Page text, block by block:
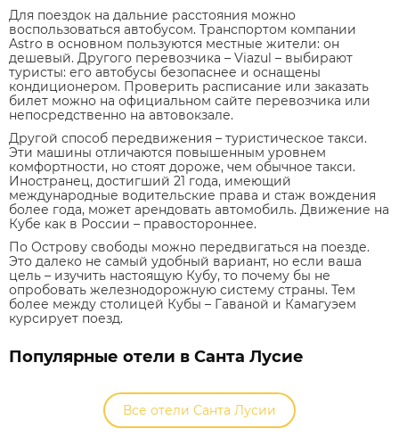
Для поездок на дальние расстояния можно
воспользоваться автобусом. Транспортом компании
Astro в основном пользуются местные жители: он
дешевый. Другого перевозчика – Viazul – выбирают
туристы: его автобусы безопаснее и оснащены
кондиционером. Проверить расписание или заказать
билет можно на официальном сайте перевозчика или
непосредственно на автовокзале.
Другой способ передвижения – туристическое такси.
Эти машины отличаются повышенным уровнем
комфортности, но стоят дороже, чем обычное такси.
Иностранец, достигший 21 года, имеющий
международные водительские права и стаж вождения
более года, может арендовать автомобиль. Движение на
Кубе как в России – правостороннее.
По Острову свободы можно передвигаться на поезде.
Это далеко не самый удобный вариант, но если ваша
цель – изучить настоящую Кубу, то почему бы не
опробовать железнодорожную систему страны. Тем
более между столицей Кубы – Гаваной и Камагуэем
курсирует поезд.
Популярные отели в Санта Лусие
Все отели Санта Лусии